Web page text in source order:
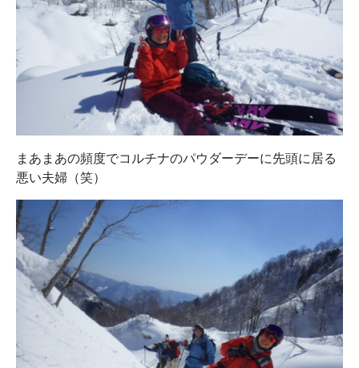
まあまあの頻度でコルチナのパウダーデーに先頭に居る
悪い夫婦（笑）